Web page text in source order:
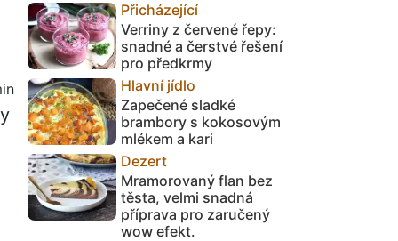
Přicházející
Verriny z červené řepy:
snadné a čerstvé řešení
pro předkrmy
Hlavní jídlo
Zapečené sladké
brambory s kokosovým
mlékem a kari
Dezert
Mramorovaný flan bez
těsta, velmi snadná
příprava pro zaručený
wow efekt.